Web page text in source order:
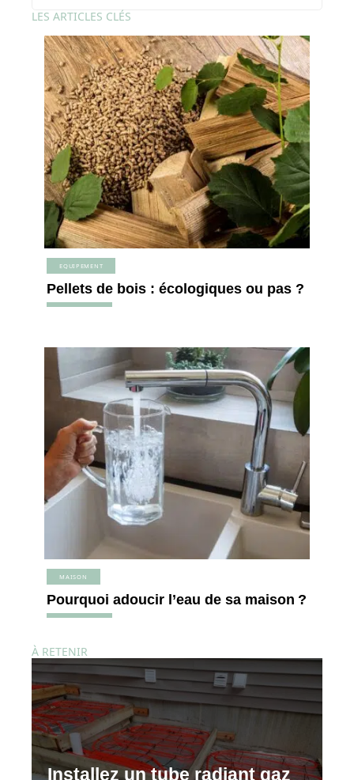
LES ARTICLES CLÉS
EQUIPEMENT
Pellets de bois : écologiques ou pas ?
MAISON
Pourquoi adoucir l’eau de sa maison ?
À RETENIR
Installez un tube radiant gaz